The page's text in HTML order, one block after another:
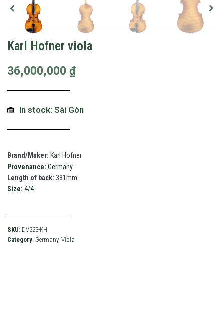
Karl Hofner viola
36,000,000 ₫
In stock: Sài Gòn
Brand/Maker: Karl Hofner
Provenance: Germany
Length of back: 381mm
Size: 4/4
SKU: DV223-KH
Category: Germany, Viola